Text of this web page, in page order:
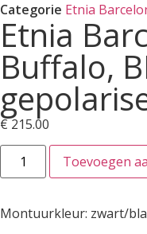
Categorie Etnia
Etnia
Buffalo,
€215.00
Toevoegen
Montuurkleur: zwart/